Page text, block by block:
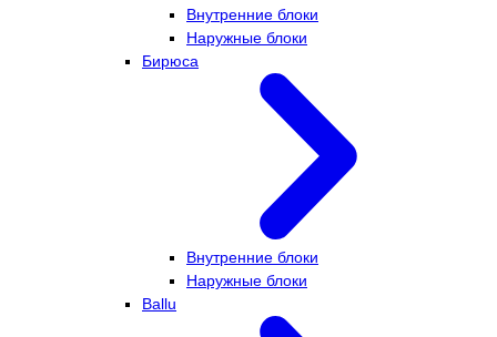
Внутренние блоки
Наружные блоки
Бирюса
Внутренние блоки
Наружные блоки
Ballu